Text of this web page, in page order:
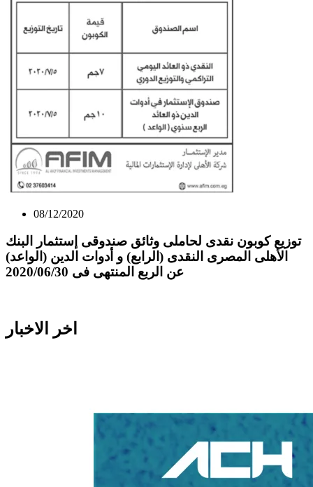
08/12/2020
توزيع كوبون نقدى لحاملى وثائق صندوقى إستثمار البنك
الأهلى المصرى النقدى (الرابع) و أدوات الدين (الواعد)
عن الربع المنتهى فى 2020/06/30
اخر الاخبار